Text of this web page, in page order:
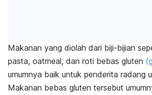
Makanan yang diolah dari biji-bijian
pasta, oatmeal, dan roti bebas gluten
umumnya baik untuk penderita radang
Makanan bebas gluten tersebut